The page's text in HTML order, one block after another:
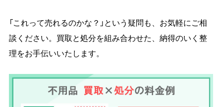
「これって売れるのかな？」という疑問も、お気軽にご相
談ください。買取と処分を組み合わせた、納得のいく整
理をお手伝いいたします。